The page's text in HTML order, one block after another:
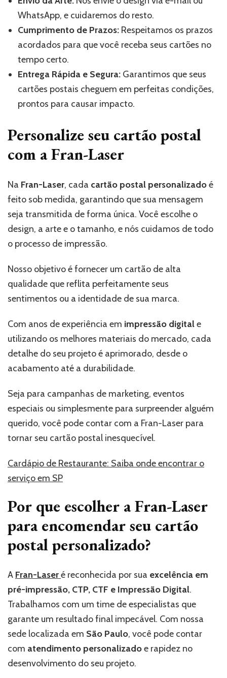
WhatsApp, e cuidaremos do resto.
Cumprimento de Prazos: Respeitamos os prazos
acordados para que você receba seus cartões no
tempo certo.
Entrega Rápida e Segura: Garantimos que seus
cartões postais cheguem em perfeitas condições,
prontos para causar impacto.
Personalize seu cartão postal
com a Fran-Laser
Na Fran-Laser, cada cartão postal personalizadoé
feito sob medida, garantindo que sua mensagem
seja transmitida de forma única. Você escolhe o
design, a arte e o tamanho, e nós cuidamos de todo
o processo de impressão.
Nosso objetivo é fornecer um cartão de alta
qualidade que reflita perfeitamente seus
sentimentos ou a identidade de sua marca.
Com anos de experiência em impressão digitale
utilizando os melhores materiais do mercado, cada
detalhe do seu projeto é aprimorado, desde o
acabamento até a durabilidade.
Seja para campanhas de marketing, eventos
especiais ou simplesmente para surpreender alguém
querido, você pode contar com a Fran-Laser para
tornar seu cartão postal inesquecível.
Cardápio de Restaurante: Saiba onde encontrar o
serviço em SP
Por que escolher a Fran-Laser
para encomendar seu cartão
postal personalizado?
A Fran-Laseré reconhecida por sua excelência em
pré-impressão, CTP, CTF e Impressão Digital.
Trabalhamos com um time de especialistas que
garante um resultado final impecável. Com nossa
sede localizada em São Paulo, você pode contar
com atendimento personalizadoe rapidez no
desenvolvimento do seu projeto.